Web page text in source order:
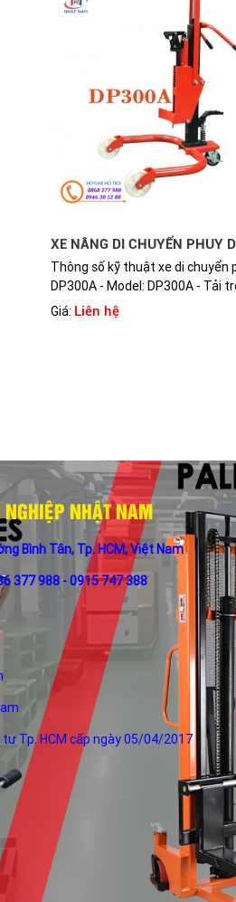
XE NÂNG DI CHUYỂN PHUY
Thông số kỹ thuật xe di chuyển
DP300A - Model: DP300A - Tải
Giá: Liên hệ
NGHIỆP NHẬT NAM
Bình Tân, Tp. HCM, Việt Nam
377 988 - 0915 747 388
Tp. HCM cấp ngày 05/04/2017